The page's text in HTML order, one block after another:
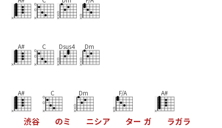
A# C Dsus4 Dm
A#
渋谷
C
のミ
Dm
ニシア
F/A
ター ガ
A#
ラガラ